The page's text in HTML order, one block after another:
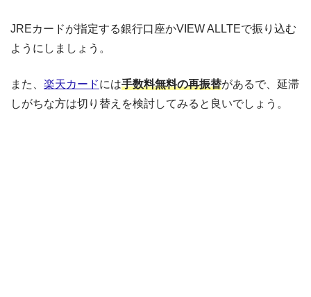
JREカードが指定する銀行口座かVIEW ALLTEで振り込む
ようにしましょう。
また、 楽天カードには手数料無料の再振替があるで、延滞
しがちな方は切り替えを検討してみると良いでしょう。